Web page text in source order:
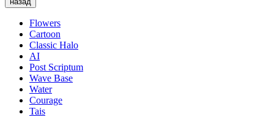
Flowers
Cartoon
Classic Halo
AI
Post Scriptum
Wave Base
Water
Courage
Tais